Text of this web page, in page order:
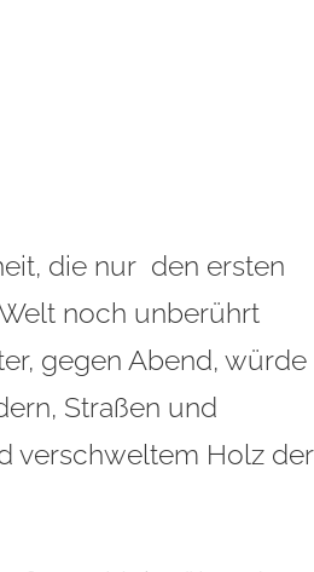
die nur den ersten
noch unberührt
gegen Abend, würde
Straßen und
verschweltem Holz der